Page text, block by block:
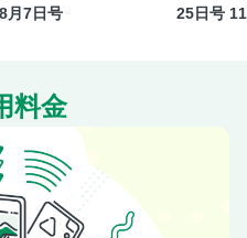
月7日号
25日号
料金